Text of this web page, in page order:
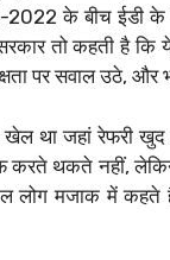
के बीच ईडी के
तो कहती है
पर सवाल उठे,
था जहां रेफरी खुद
करते थकते नहीं,
लोग मजाक में कहते